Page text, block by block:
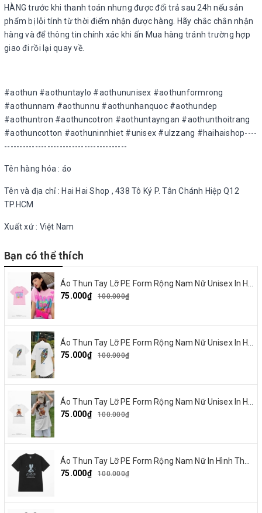
HÀNG trước khi thanh toán nhưng được đổi trả sau 24h nếu sản
phẩm bị lỗi tính từ thời điểm nhận được hàng. Hãy chắc chắn nhận
hàng và để thông tin chính xác khi ấn Mua hàng tránh trường hợp
giao đi rồi lại quay về.
#aothun #aothuntaylo #aothununisex #aothunformrong
#aothunnam #aothunnu #aothunhanquoc #aothundep
#aothuntron #aothuncotron #aothuntayngan #aothunthoitrang
#aothuncotton #aothuninnhiet #unisex #ulzzang #haihaishop----
----------------------------------------
Tên hàng hóa : áo
Tên và địa chỉ : Hai Hai Shop , 438 Tô Ký P. Tân Chánh Hiệp Q12
TP.HCM
Xuất xứ : Việt Nam
Bạn có thể thích
75.000₫
100.000₫
75.000₫
100.000₫
75.000₫
100.000₫
75.000₫
100.000₫